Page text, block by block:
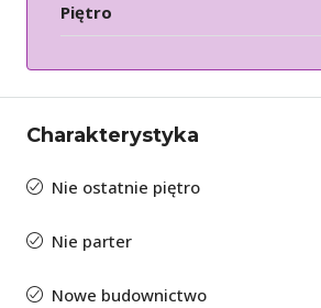
Piętro
Charakterystyka
Nie ostatnie piętro
Nie parter
Nowe budownictwo